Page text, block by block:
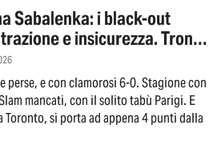
Sabalenka: i black-out
e insicurezza. Trono
perse, e con clamorosi 6-0. Stagione con
mancati, con il solito tabù Parigi. E
Toronto, si porta ad appena 4 punti dalla